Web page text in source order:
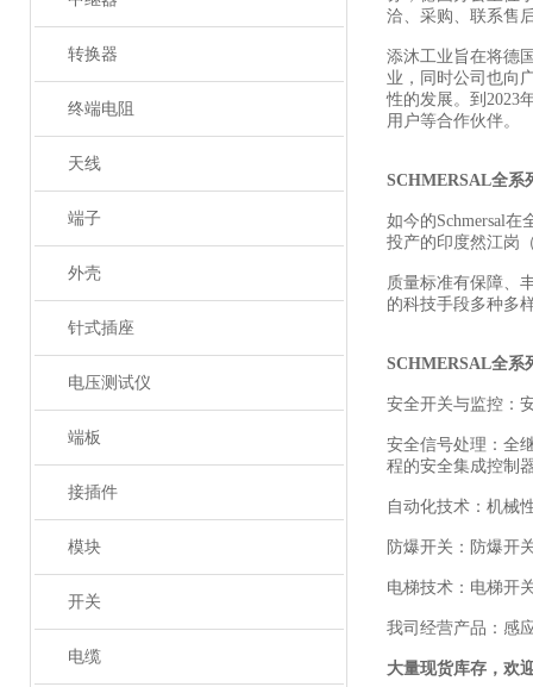
转换器
终端电阻
天线
端子
外壳
针式插座
电压测试仪
端板
接插件
模块
开关
电缆
洽、采购、联系售
添沐工业旨在将德
业，同时公司也向
性的发展。到2023
用户等合作伙伴。
SCHMERSAL全系
如今的Schmersal
投产的印度然江岗
质量标准有保障、
的科技手段多种多
SCHMERSAL全系
安全开关与监控：
安全信号处理：全
程的安全集成控制
自动化技术：机械
防爆开关：防爆开
电梯技术：电梯开
我司经营产品：感
大量现货库存，欢